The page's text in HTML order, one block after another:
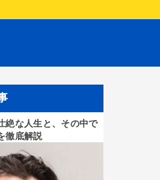
絶な人生と、その中で
徹底解説